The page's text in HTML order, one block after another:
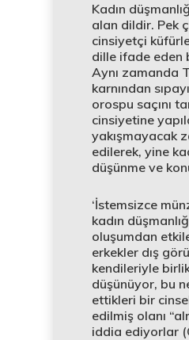
Kadın
alan dildir. Pek
cinsiyetçi
dille ifade eden
Aynı zamanda
karnından
orospu saçını
cinsiyetine
yakışmayacak
edilerek, yine
düşünme ve
‘İstemsizce
kadın
oluşumdan
erkekler dış
kendileriyle
düşünüyor, bu
ettikleri bir
edilmiş olanı
iddia ediyorlar